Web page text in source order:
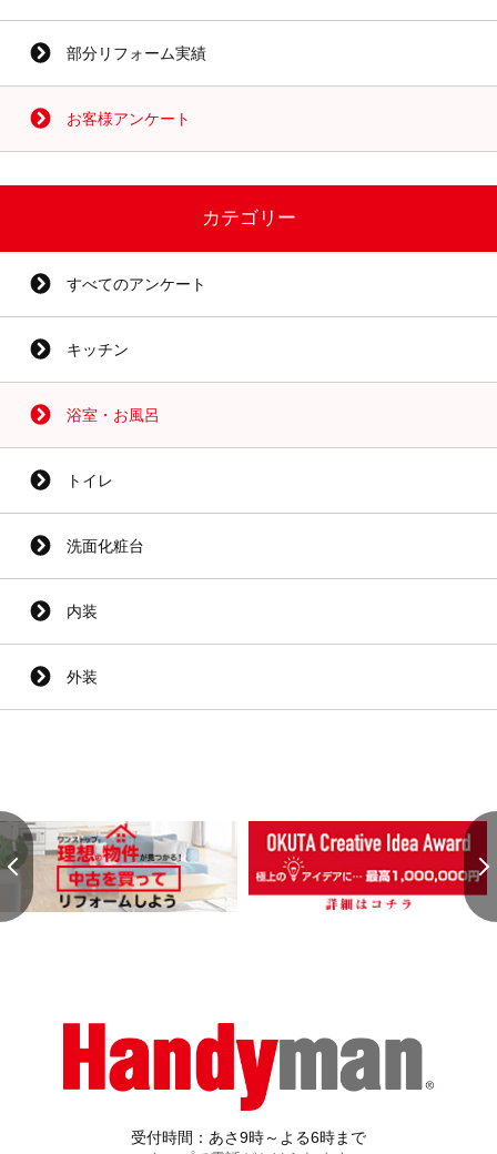
部分リフォーム実績
お客様アンケート
カテゴリー
すべてのアンケート
キッチン
浴室・お風呂
トイレ
洗面化粧台
内装
外装
受付時間：あさ9時～よる6時まで